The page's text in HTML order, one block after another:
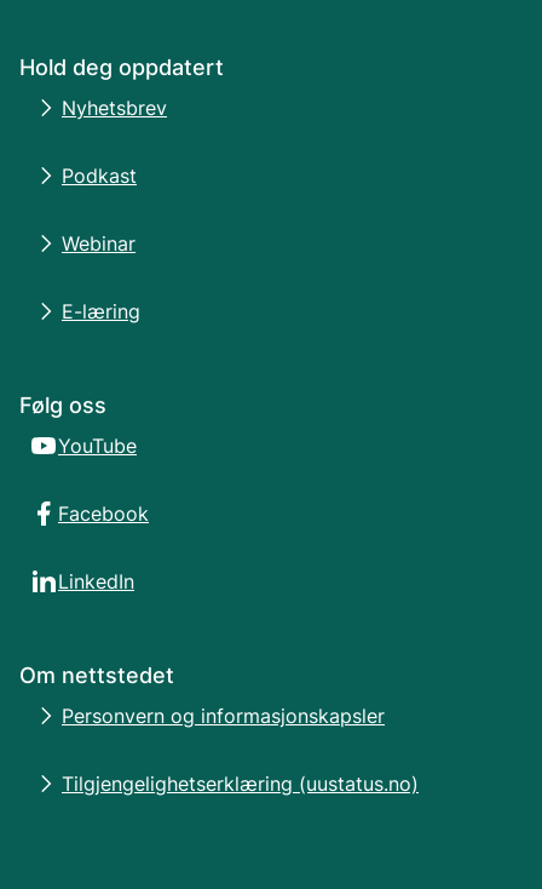
Hold deg oppdatert
Nyhetsbrev
Podkast
Webinar
E-læring
Følg oss
YouTube
Facebook
LinkedIn
Om nettstedet
Personvern og informasjonskapsler
Tilgjengelighetserklæring (uustatus.no)